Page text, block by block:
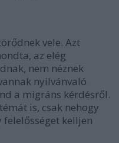
vele. Azt
az elég
nem néznek
nyilvánvaló
a migráns kérdésről.
is, csak nehogy
kelljen